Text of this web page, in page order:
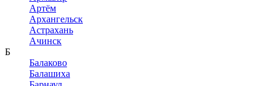
Артём
Архангельск
Астрахань
Ачинск
Б
Балаково
Балашиха